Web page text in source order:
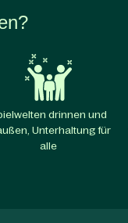
drinnen und
Unterhaltung für
alle​